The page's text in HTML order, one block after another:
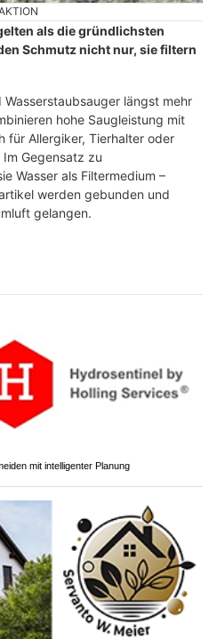
als die gründlichsten
Schmutz nicht nur, sie filtern
längst mehr
hohe Saugleistung mit
für Allergiker, Tierhalter oder
Gegensatz zu
Wasser als Filtermedium –
werden gebunden und
gelangen.
mit intelligenter Planung